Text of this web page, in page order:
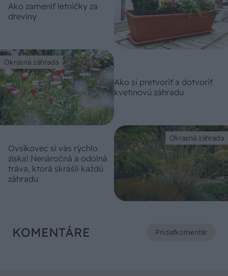
Ako zameniť letničky za
dreviny
Okrasná záhrada
Ako si pretvoriť a dotvoriť
kvetinovú záhradu
Okrasná záhrada
Ovsíkovec si vás rýchlo
získa! Nenáročná a odolná
tráva, ktorá skrášli každú
záhradu
KOMENTÁRE Pridaťkomentár